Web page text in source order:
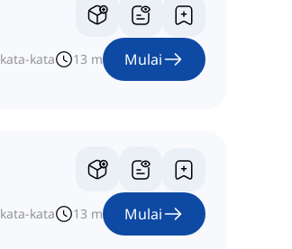
kata-kata 13 m Mulai
kata-kata 13 m Mulai